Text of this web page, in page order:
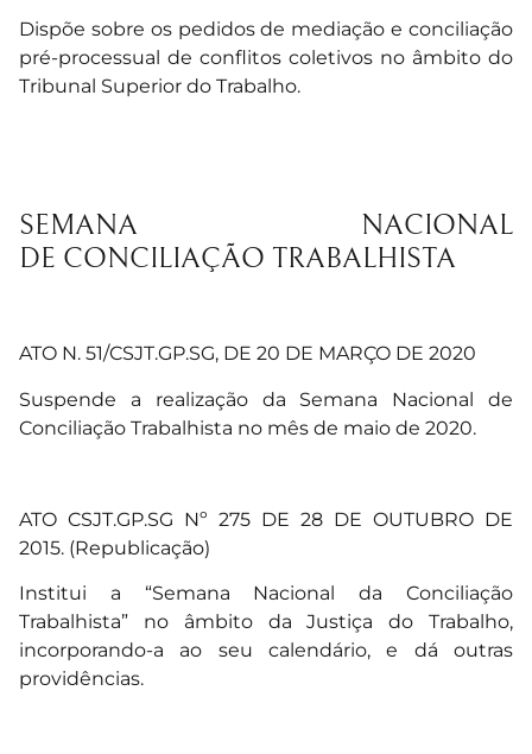
Dispõe sobre os pedidos de mediação e conciliação
pré-processual de conflitos coletivos no âmbito do
Tribunal Superior do Trabalho.
SEMANA NACIONAL
DE CONCILIAÇÃO TRABALHISTA
ATO N. 51/CSJT.GP.SG, DE 20 DE MARÇO DE 2020
Suspende a realização da Semana Nacional de
Conciliação Trabalhista no mês de maio de 2020.
ATO CSJT.GP.SG Nº 275 DE 28 DE OUTUBRO DE
2015. (Republicação)
Institui a “Semana Nacional da Conciliação
Trabalhista” no âmbito da Justiça do Trabalho,
incorporando-a ao seu calendário, e dá outras
providências.